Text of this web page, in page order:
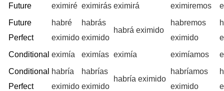
Future eximiré eximirás eximirá eximiremos
Future
Perfect
habré
eximido
habrás
eximido
habrá eximido
habremos
eximido
Conditional eximía eximías eximía eximíamos
Conditional
Perfect
habría
eximido
habrías
eximido
habría eximido
habríamos
eximido